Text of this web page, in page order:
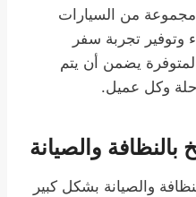
مجموعة من السيارات
وتوفير تجربة سفر
المتوفرة يضمن أن يتم
رحلة وكل عميل.
والصيانة
والصيانة بشكل كبير